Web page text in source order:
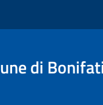
di Bonifati